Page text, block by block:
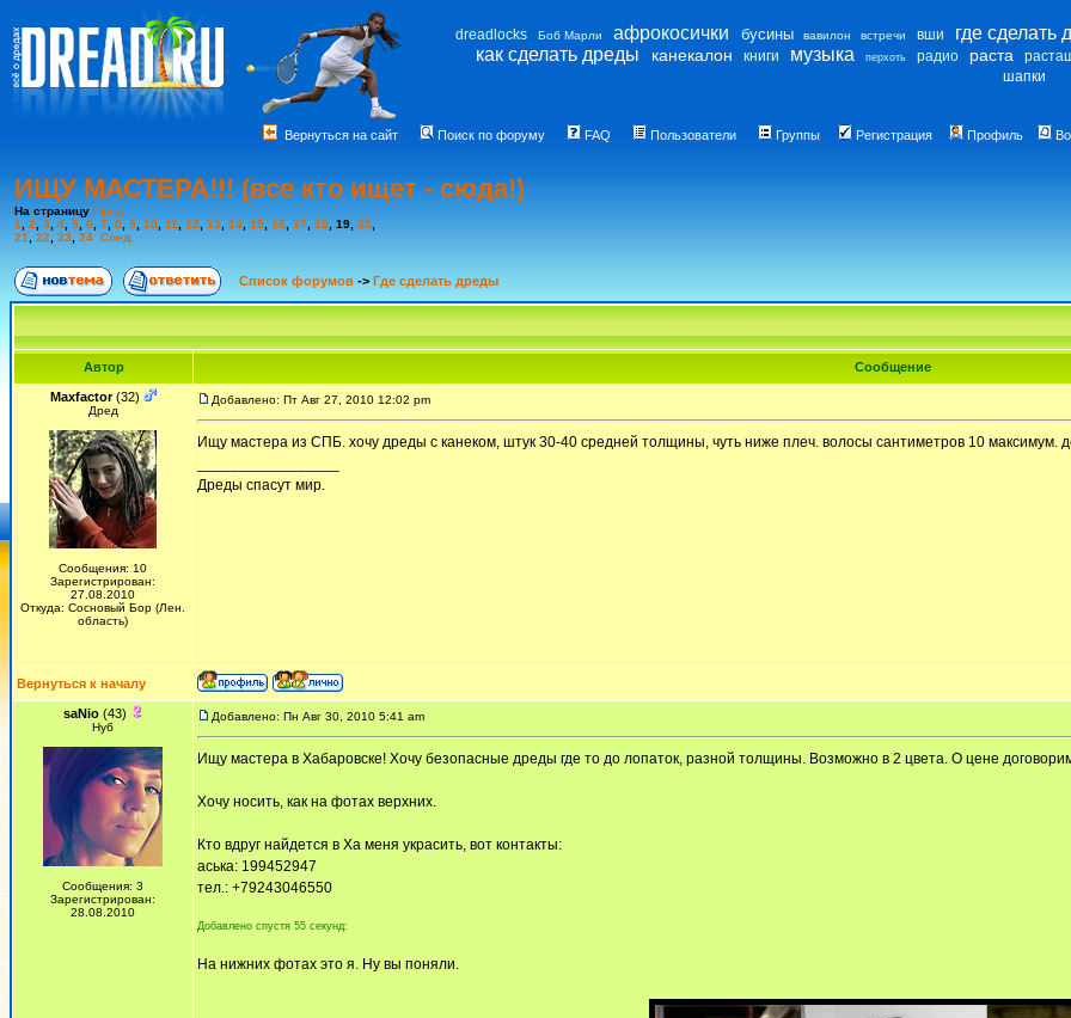
dreadlocks Боб Марли афрокосички бусины вавилон встречи вши
где сделать
как сделать дреды
канекалон книги музыка перхоть радио раста
шапки
Вернуться на сайт Поиск по форуму FAQ Пользователи Группы Регистрация Профиль
ИЩУ МАСТЕРА!!! (все кто ищет - сюда!)
На страницу Пред.
1
2 3 4 5 6 7 8 9 10 11 12 13 14 15 16 17 18 19 20
21
22 23 24 След.
Список форумов -> Где сделать дреды
Автор Сообщение
Maxfactor(32)
Дред
Сообщения: 10
Зарегистрирован:
27.08.2010
Откуда: Сосновый Бор (Лен.
область)
Добавлено: Пт Авг 27, 2010 12:02 pm
Ищу мастера из СПБ. хочу дреды с канеком, штук 30-40 средней толщины, чуть ниже плеч. волосы сантиметров 10 максимум.
Дреды спасут мир.
Вернуться к началу
saNio(43)
Нуб
Сообщения: 3
Зарегистрирован:
28.08.2010
Добавлено: Пн Авг 30, 2010 5:41 am
Ищу мастера в Хабаровске! Хочу безопасные дреды где то до лопаток, разной толщины. Возможно в 2 цвета. О цене
Хочу носить, как на фотах верхних.
Кто вдруг найдется в Ха меня украсить, вот контакты:
аська: 199452947
тел.: +79243046550
Добавлено спустя 55 секунд:
На нижних фотах это я. Ну вы поняли.